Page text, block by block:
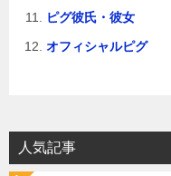
ピグ彼氏・彼女
オフィシャルピグ
人気記事